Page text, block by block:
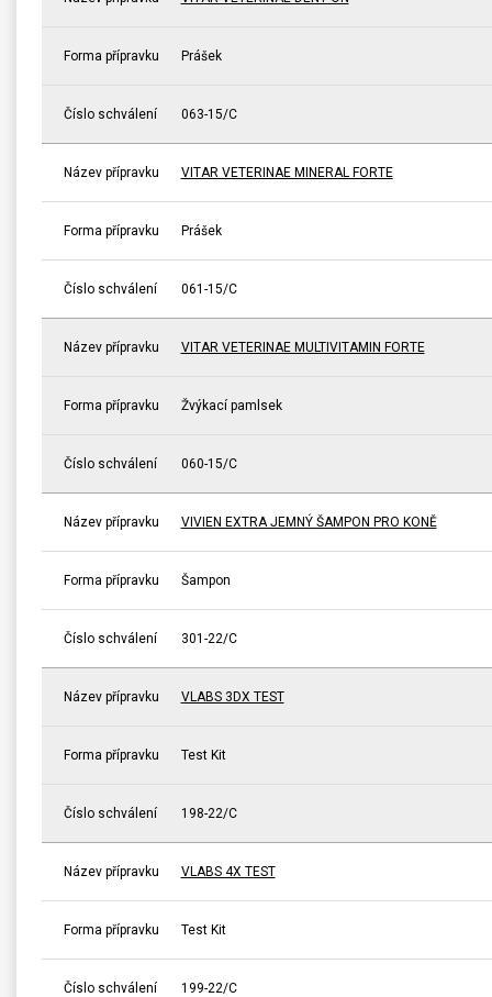
Forma přípravku Prášek
Číslo schválení 063-15/C
Název přípravku VITAR VETERINAE MINERAL FORTE
Forma přípravku Prášek
Číslo schválení 061-15/C
Název přípravku VITAR VETERINAE MULTIVITAMIN FORTE
Forma přípravku Žvýkací pamlsek
Číslo schválení 060-15/C
Název přípravku VIVIEN EXTRA JEMNÝ ŠAMPON PRO KONĚ
Forma přípravku Šampon
Číslo schválení 301-22/C
Název přípravku VLABS 3DX TEST
Forma přípravku Test Kit
Číslo schválení 198-22/C
Název přípravku VLABS 4X TEST
Forma přípravku Test Kit
Číslo schválení 199-22/C